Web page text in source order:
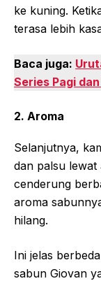
ke kuning.
terasa lebih
Baca juga:
Series Pagi
2. Aroma
Selanjutnya,
dan palsu
cenderung
aroma
hilang.
Ini jelas
sabun Giovan